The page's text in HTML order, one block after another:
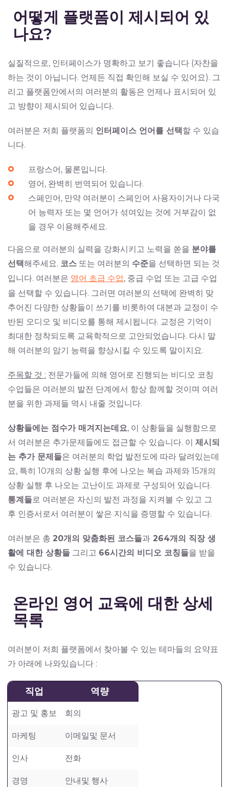
어떻게 플랫폼이 제시되어 있
나요?
실질적으로, 인터페이스가 명확하고 보기 좋습니다 (자찬을
하는 것이 아닙니다. 언제든 직접 확인해 보실 수 있어요). 그
리고 플랫폼안에서의 여러분의 활동은 언제나 표시되어 있
고 방향이 제시되어 있습니다.
여러분은 저희 플랫폼의 인터페이스 언어를 선택할 수 있습
니다.
프랑스어, 물론입니다.
영어, 완벽히 번역되어 있습니다.
스페인어, 만약 여러분이 스페인어 사용자이거나 다국
어 능력자 또는 몇 언어가 섞여있는 것에 거부감이 없
을 경우 이용해주세요.
다음으로 여러분의 실력을 강화시키고 노력을 쏟을 분야를
선택해주세요. 코스 또는 여러분의 수준을 선택하면 되는 것
입니다. 여러분은 영어 초급 수업, 중급 수업 또는 고급 수업
을 선택할 수 있습니다. 그러면 여러분의 선택에 완벽히 맞
추어진 다양한 상황들이 쓰기를 비롯하여 대본과 교정이 수
반된 오디오 및 비디오를 통해 제시됩니다. 교정은 기억이
최대한 정착되도록 교육학적으로 고안되었습니다. 다시 말
해 여러분의 암기 능력을 향상시킬 수 있도록 말이지요.
주목할 것 : 전문가들에 의해 영어로 진행되는 비디오 코칭
수업들은 여러분의 발전 단계에서 항상 함께할 것이며 여러
분을 위한 과제들 역시 내줄 것입니다.
상황들에는 점수가 매겨지는데요, 이 상황들을 실행함으로
서 여러분은 추가문제들에도 접근할 수 있습니다. 이 제시되
는 추가 문제들은 여러분의 학업 발전도에 따라 달려있는데
요, 특히 10개의 상황 실행 후에 나오는 복습 과제와 15개의
상황 실행 후 나오는 고난이도 과제로 구성되어 있습니다.
통계들로 여러분은 자신의 발전 과정을 지켜볼 수 있고 그
후 인증서로서 여러분이 쌓은 지식을 증명할 수 있습니다.
여러분은 총 20개의 맞춤화된 코스들과 264개의 직장 생
활에 대한 상황들 그리고 66시간의 비디오 코칭들을 받을
수 있습니다.
온라인 영어 교육에 대한 상세
목록
여러분이 저희 플랫폼에서 찾아볼 수 있는 테마들의 요약표
가 아래에 나와있습니다 :
직업 역량
광고 및 홍보 회의
마케팅 이메일및 문서
인사 전화
경영 안내및 행사